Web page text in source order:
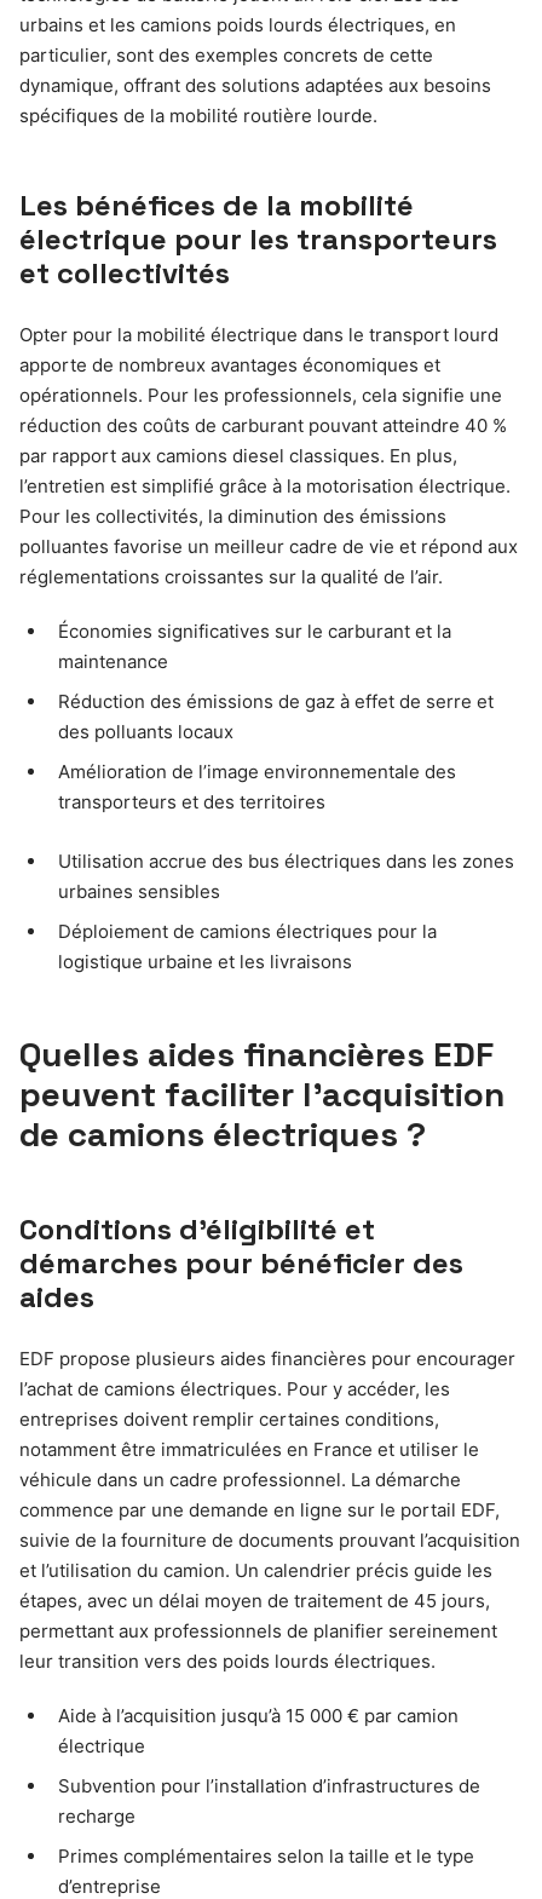
urbains et les camions poids lourds électriques, en
particulier, sont des exemples concrets de cette
dynamique, offrant des solutions adaptées aux besoins
spécifiques de la mobilité routière lourde.
Les bénéfices de la mobilité
électrique pour les transporteurs
et collectivités
Opter pour la mobilité électrique dans le transport lourd
apporte de nombreux avantages économiques et
opérationnels. Pour les professionnels, cela signifie une
réduction des coûts de carburant pouvant atteindre 40 %
par rapport aux camions diesel classiques. En plus,
l’entretien est simplifié grâce à la motorisation électrique.
Pour les collectivités, la diminution des émissions
polluantes favorise un meilleur cadre de vie et répond aux
réglementations croissantes sur la qualité de l’air.
Économies significatives sur le carburant et la
maintenance
Réduction des émissions de gaz à effet de serre et
des polluants locaux
Amélioration de l’image environnementale des
transporteurs et des territoires
Utilisation accrue des bus électriques dans les zones
urbaines sensibles
Déploiement de camions électriques pour la
logistique urbaine et les livraisons
Quelles aides financières EDF
peuvent faciliter l’acquisition
de camions électriques ?
Conditions d’éligibilité et
démarches pour bénéficier des
aides
EDF propose plusieurs aides financières pour encourager
l’achat de camions électriques. Pour y accéder, les
entreprises doivent remplir certaines conditions,
notamment être immatriculées en France et utiliser le
véhicule dans un cadre professionnel. La démarche
commence par une demande en ligne sur le portail EDF,
suivie de la fourniture de documents prouvant l’acquisition
et l’utilisation du camion. Un calendrier précis guide les
étapes, avec un délai moyen de traitement de 45 jours,
permettant aux professionnels de planifier sereinement
leur transition vers des poids lourds électriques.
Aide à l’acquisition jusqu’à 15 000 € par camion
électrique
Subvention pour l’installation d’infrastructures de
recharge
Primes complémentaires selon la taille et le type
d’entreprise